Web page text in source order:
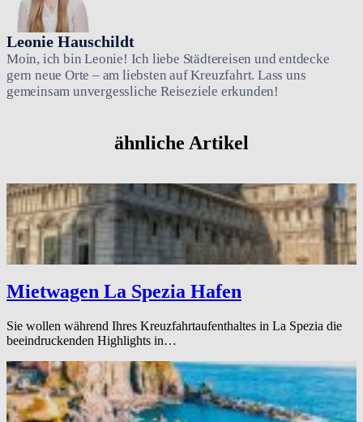
Leonie Hauschildt
Moin, ich bin Leonie! Ich liebe Städtereisen und entdecke
gern neue Orte – am liebsten auf Kreuzfahrt. Lass uns
gemeinsam unvergessliche Reiseziele erkunden!
ähnliche Artikel
Mietwagen La Spezia Hafen
Sie wollen während Ihres Kreuzfahrtaufenthaltes in La Spezia die
beeindruckenden Highlights in…